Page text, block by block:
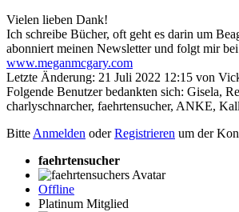
Vielen lieben Dank!
Ich schreibe Bücher, oft geht es darin um
abonniert meinen Newsletter und folgt mir
www.meganmcgary.com
Letzte Änderung: 21 Juli 2022 12:15 von
Folgende Benutzer bedankten sich: Gisela,
charlyschnarcher, faehrtensucher, ANKE,
BitteAnmelden oderRegistrieren um der
faehrtensucher
Offline
Platinum Mitglied